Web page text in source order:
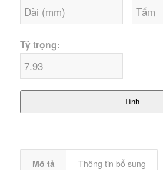
Tỷ trọng:
Tính
Mô tả Thông tin bổ sung